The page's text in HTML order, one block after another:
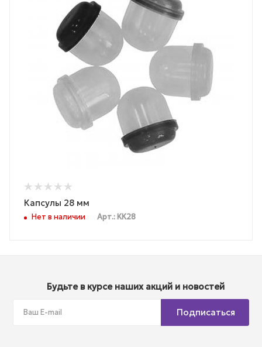
Капсулы 28 мм
Нет в наличии Арт.: KК28
Будьте в курсе наших акций и новостей
Подписаться